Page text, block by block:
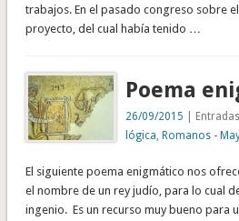
trabajos. En el pasado congreso sobre
proyecto, del cual había tenido …
Poema
26/09/2015 |
lógica, Romanos -
El siguiente poema enigmático nos
el nombre de un rey judío, para lo cual
ingenio. Es un recurso muy bueno para